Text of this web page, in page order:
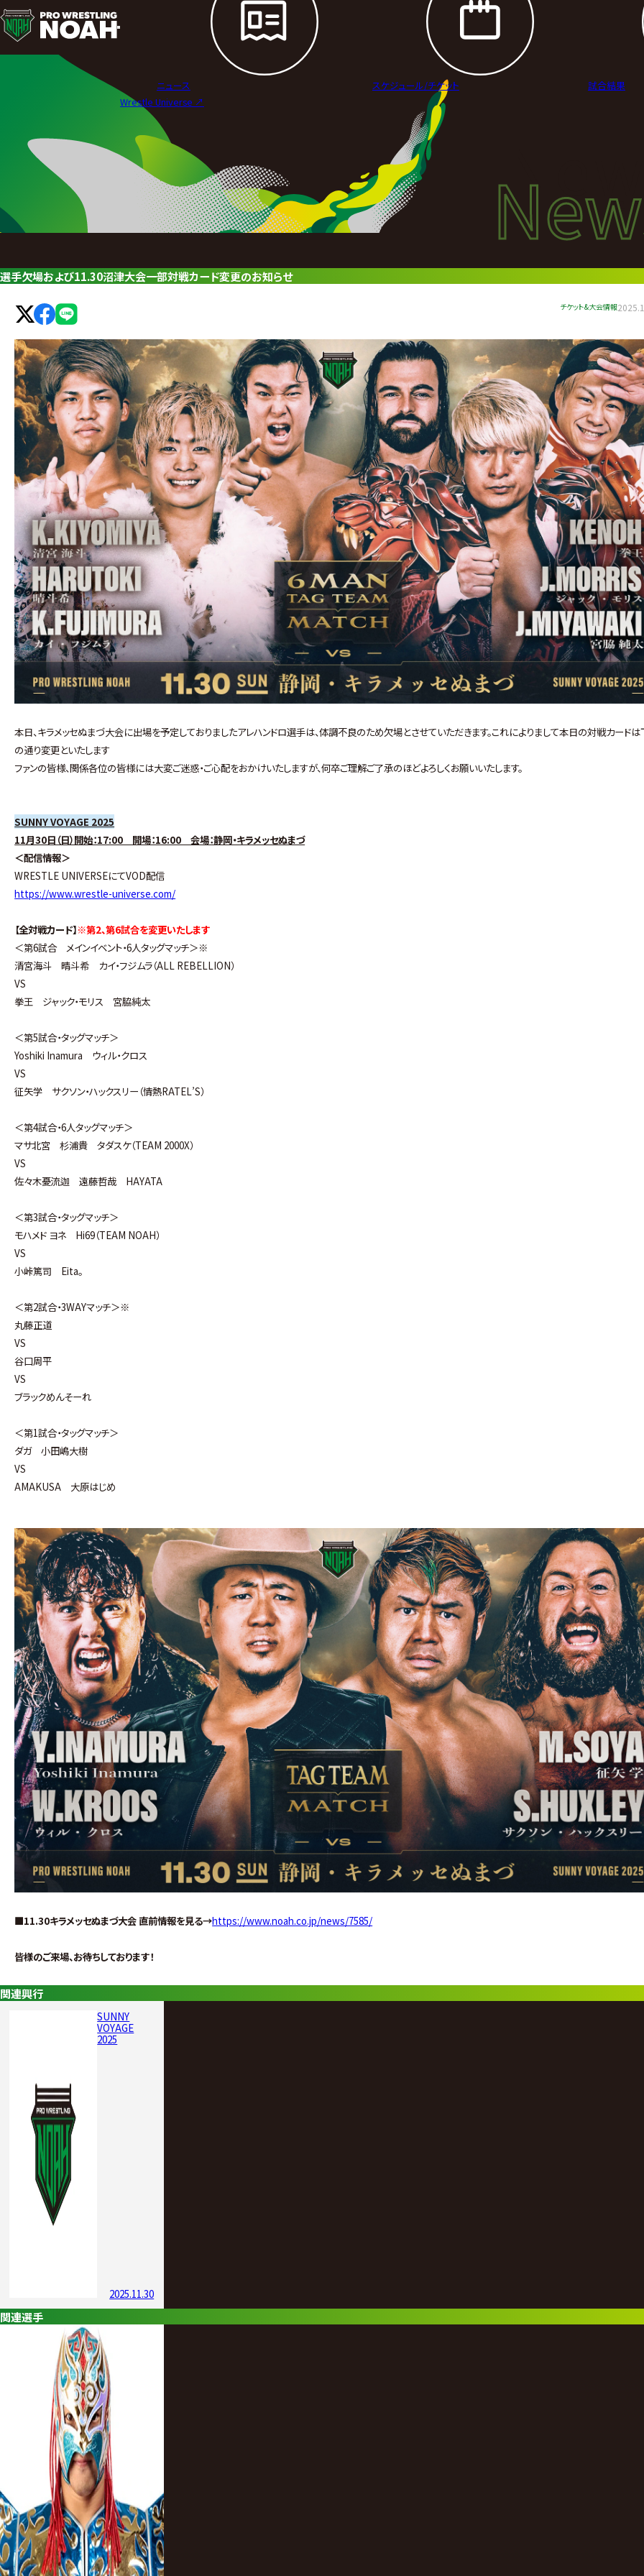
ニ
ュ
レ
ス
リ
グ・
ノ
ア
公
イ
ト
ニュース スケジュール/チケット
試合結果
Wrestle Universe ↗︎
ニ
選手欠場および11.30沼津大会一部対戦カード変更のお知らせ
チケット&大会情報
本日、キラメッセぬまづ大会に出場を予定しておりましたアレハンドロ選手は、体調不良のため欠場とさせていただきます。これによりまして本日の対戦カード
の通り変更といたします
ファンの皆様、関係各位の皆様には大変ご迷惑・ご心配をおかけいたしますが、何卒ご理解ご了承のほどよろしくお願いいたします。
SUNNY VOYAGE 2025
11月30日（日）開始：17:00 開場：16:00 会場：静岡・キラメッセぬまづ
＜配信情報＞
WRESTLE UNIVERSEにてVOD配信
https://www.wrestle-universe.com/
【全対戦カード】※第2、第6試合を変更いたします
＜第6試合 メインイベント・6人タッグマッチ＞※
清宮海斗 晴斗希 カイ・フジムラ（ALL REBELLION）
VS
拳王 ジャック・モリス 宮脇純太
＜第5試合・タッグマッチ＞
Yoshiki Inamura ウィル・クロス
VS
征矢学 サクソン・ハックスリー（情熱RATEL’S）
＜第4試合・6人タッグマッチ＞
マサ北宮 杉浦貴 タダスケ（TEAM 2000X）
VS
佐々木憂流迦 遠藤哲哉 HAYATA
＜第3試合・タッグマッチ＞
モハメド ヨネ Hi69（TEAM NOAH）
VS
小峠篤司 Eita。
＜第2試合・3WAYマッチ＞※
丸藤正道
VS
谷口周平
VS
ブラックめんそーれ
＜第1試合・タッグマッチ＞
ダガ 小田嶋大樹
VS
AMAKUSA 大原はじめ
■11.30キラメッセぬまづ大会 直前情報を見る→https://www.noah.co.jp/news/7585/
皆様のご来場、お待ちしております！
関連興行
SUNNY
VOYAGE
2025
2025.11.30
関連選手